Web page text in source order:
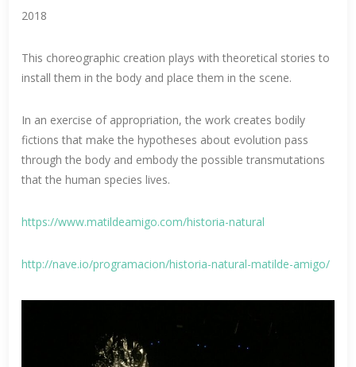
2018
This choreographic creation plays with theoretical stories to
install them in the body and place them in the scene.
In an exercise of appropriation, the work creates bodily
fictions that make the hypotheses about evolution pass
through the body and embody the possible transmutations
that the human species lives.
https://www.matildeamigo.com/historia-natural
http://nave.io/programacion/historia-natural-matilde-amigo/